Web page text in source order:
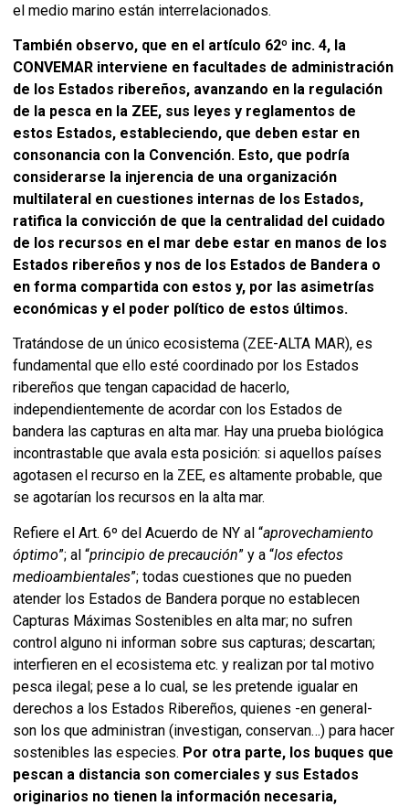
el medio marino están interrelacionados.
También observo, que en el artículo 62º inc. 4, la
CONVEMAR interviene en facultades de administración
de los Estados ribereños, avanzando en la regulación
de la pesca en la ZEE, sus leyes y reglamentos de
estos Estados, estableciendo, que deben estar en
consonancia con la Convención. Esto, que podría
considerarse la injerencia de una organización
multilateral en cuestiones internas de los Estados,
ratifica la convicción de que la centralidad del cuidado
de los recursos en el mar debe estar en manos de los
Estados ribereños y nos de los Estados de Bandera o
en forma compartida con estos y, por las asimetrías
económicas y el poder político de estos últimos.
Tratándose de un único ecosistema (ZEE-ALTA MAR), es
fundamental que ello esté coordinado por los Estados
ribereños que tengan capacidad de hacerlo,
independientemente de acordar con los Estados de
bandera las capturas en alta mar. Hay una prueba biológica
incontrastable que avala esta posición: si aquellos países
agotasen el recurso en la ZEE, es altamente probable, que
se agotarían los recursos en la alta mar.
Refiere el Art. 6º del Acuerdo de NY al “aprovechamiento
óptimo”; al “principio de precaución” y a “los efectos
medioambientales”; todas cuestiones que no pueden
atender los Estados de Bandera porque no establecen
Capturas Máximas Sostenibles en alta mar; no sufren
control alguno ni informan sobre sus capturas; descartan;
interfieren en el ecosistema etc. y realizan por tal motivo
pesca ilegal; pese a lo cual, se les pretende igualar en
derechos a los Estados Ribereños, quienes -en general-
son los que administran (investigan, conservan…) para hacer
sostenibles las especies. Por otra parte, los buques que
pescan a distancia son comerciales y sus Estados
originarios no tienen la información necesaria,